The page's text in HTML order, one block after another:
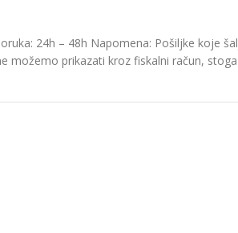
24h – 48h Napomena: Pošiljke koje
možemo prikazati kroz fiskalni račun,